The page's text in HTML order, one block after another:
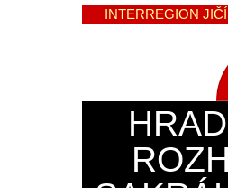
INTERREGION